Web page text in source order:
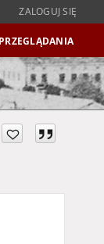
ZALOGUJ SIĘ